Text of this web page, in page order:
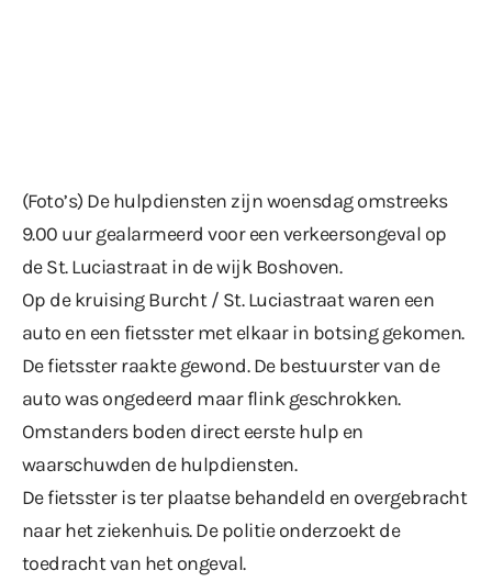
(Foto’s) De hulpdiensten zijn woensdag omstreeks
9.00 uur gealarmeerd voor een verkeersongeval op
de St. Luciastraat in de wijk Boshoven.
Op de kruising Burcht / St. Luciastraat waren een
auto en een fietsster met elkaar in botsing gekomen.
De fietsster raakte gewond. De bestuurster van de
auto was ongedeerd maar flink geschrokken.
Omstanders boden direct eerste hulp en
waarschuwden de hulpdiensten.
De fietsster is ter plaatse behandeld en overgebracht
naar het ziekenhuis. De politie onderzoekt de
toedracht van het ongeval.